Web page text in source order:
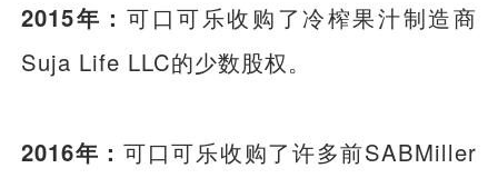
2015年： 可口可乐收购了冷榨果汁制造商
Suja Life LLC的少数股权。
2016年：可口可乐收购了许多前SABMiller